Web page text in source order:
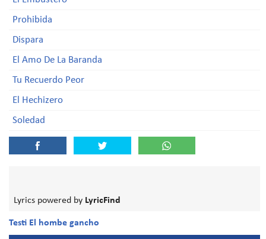
Prohibida
Dispara
El Amo De La Baranda
Tu Recuerdo Peor
El Hechizero
Soledad
Lyrics powered by LyricFind
Testi El hombe gancho